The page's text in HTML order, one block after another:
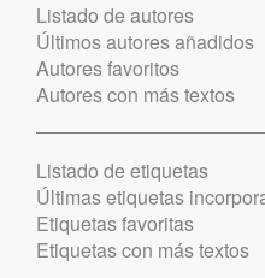
Listado de autores
Últimos autores añadidos
Autores favoritos
Autores con más textos
Listado de etiquetas
Últimas etiquetas
Etiquetas favoritas
Etiquetas con más textos